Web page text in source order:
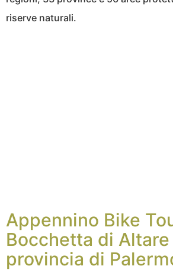
riserve naturali.
Appennino Bike
Bocchetta di
provincia di